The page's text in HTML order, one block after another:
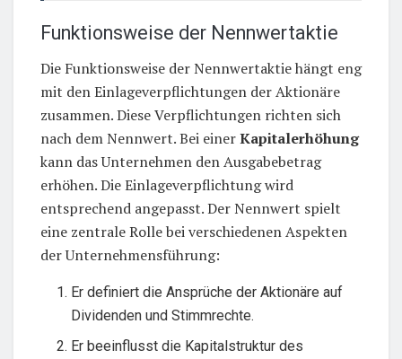
Funktionsweise der Nennwertaktie
Die Funktionsweise der Nennwertaktie hängt eng
mit den Einlageverpflichtungen der Aktionäre
zusammen. Diese Verpflichtungen richten sich
nach dem Nennwert. Bei einerKapitalerhöhung
kann das Unternehmen den Ausgabebetrag
erhöhen. Die Einlageverpflichtung wird
entsprechend angepasst. Der Nennwert spielt
eine zentrale Rolle bei verschiedenen Aspekten
der Unternehmensführung:
Er definiert die Ansprüche der Aktionäre auf
Dividenden und Stimmrechte.
Er beeinflusst die Kapitalstruktur des